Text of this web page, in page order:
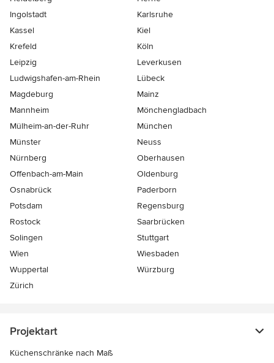
Ingolstadt
Karlsruhe
Kassel
Kiel
Krefeld
Köln
Leipzig
Leverkusen
Ludwigshafen-am-Rhein
Lübeck
Magdeburg
Mainz
Mannheim
Mönchen­gladbach
Mülheim-an-der-Ruhr
München
Münster
Neuss
Nürnberg
Oberhausen
Offenbach-am-Main
Oldenburg
Osnabrück
Paderborn
Potsdam
Regensburg
Rostock
Saarbrücken
Solingen
Stuttgart
Wien
Wiesbaden
Wuppertal
Würzburg
Zürich
Projektart
Küchenschränke nach Maß